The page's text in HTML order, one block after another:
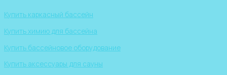
Купить каркасный бассейн
Купить химию для бассейна
Купить бассейновое оборудование
Купить аксессуары для сауны